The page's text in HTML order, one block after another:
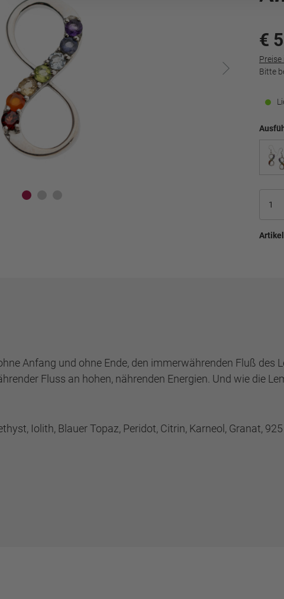
€
Bitte
Anfang und ohne Ende, den immerwährenden Fluß des
Fluss an hohen, nährenden Energien. Und wie die
Iolith, Blauer Topaz, Peridot, Citrin, Karneol, Granat, 925